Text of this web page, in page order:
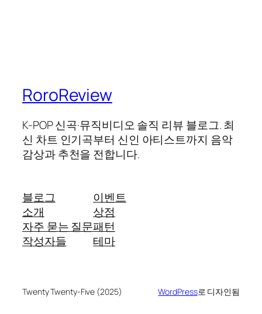
RoroReview
K-POP 신곡·뮤직비디오 솔직 리뷰 블로그. 최
신 차트 인기곡부터 신인 아티스트까지 음악
감상과 추천을 전합니다.
블로그
소개
자주 묻는 질문
작성자들
이벤트
상점
패턴
테마
Twenty Twenty-Five (2025) WordPress로 디자인됨